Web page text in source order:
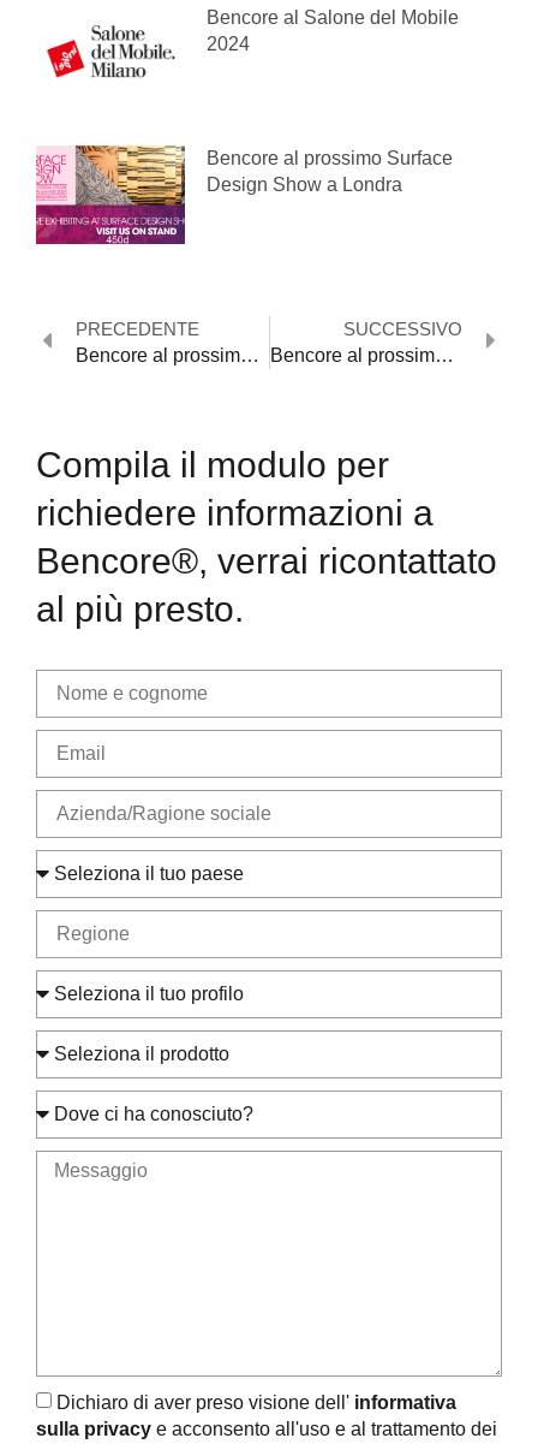
Bencore al Salone del Mobile
2024
Bencore al prossimo Surface
Design Show a Londra
PRECEDENTE
Bencore al prossimo Architect at Work di Parigi
SUCCESSIVO
Bencore al prossimo Architect at Work di Milano
Dichiaro di aver preso visione dell' informativa
sulla privacy e acconsento all'uso e al trattamento dei
Compila il modulo per
richiedere informazioni a
Bencore®, verrai ricontattato
al più presto.